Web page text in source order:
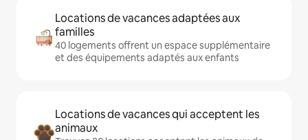
Locations de vacances adaptées aux
familles
40 logements offrent un espace supplémentaire
et des équipements adaptés aux enfants
Locations de vacances qui acceptent les
animaux